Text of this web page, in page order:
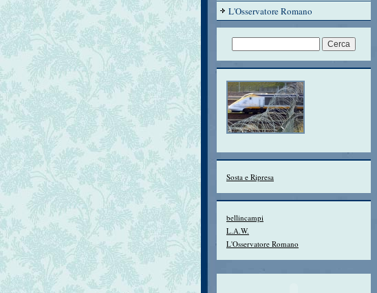
L'Osservatore Romano
Sosta e Ripresa
bellincampi
L.A.W.
L'Osservatore Romano